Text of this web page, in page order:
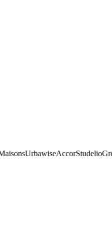
UrbawiseAccorStudelio